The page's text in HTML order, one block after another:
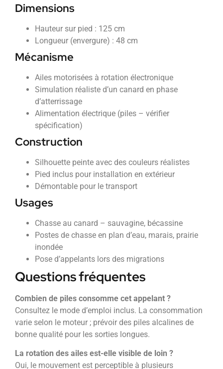
Dimensions
Hauteur sur pied : 125 cm
Longueur (envergure) : 48 cm
Mécanisme
Ailes motorisées à rotation électronique
Simulation réaliste d’un canard en phase
d’atterrissage
Alimentation électrique (piles – vérifier
spécification)
Construction
Silhouette peinte avec des couleurs réalistes
Pied inclus pour installation en extérieur
Démontable pour le transport
Usages
Chasse au canard – sauvagine, bécassine
Postes de chasse en plan d’eau, marais, prairie
inondée
Pose d’appelants lors des migrations
Questions fréquentes
Combien de piles consomme cet appelant ?
Consultez le mode d’emploi inclus. La consommation
varie selon le moteur ; prévoir des piles alcalines de
bonne qualité pour les sorties longues.
La rotation des ailes est-elle visible de loin ?
Oui, le mouvement est perceptible à plusieurs